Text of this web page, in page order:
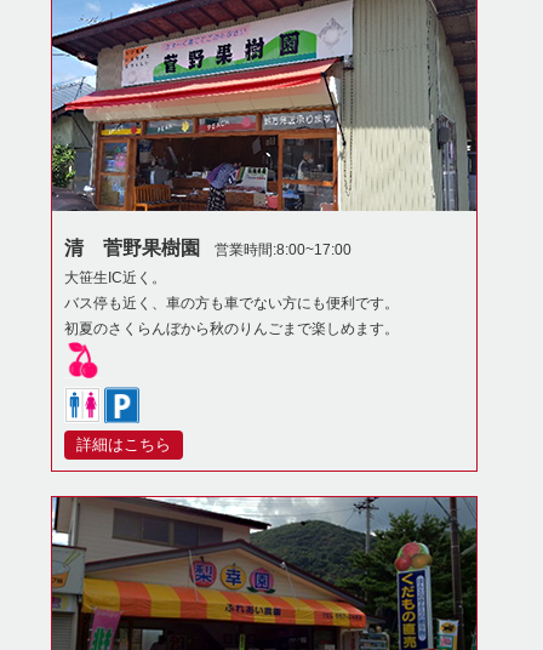
清 菅野果樹園
営業時間:8:00~17:00
大笹生IC近く。
バス停も近く、車の方も車でない方にも便利です。
初夏のさくらんぼから秋のりんごまで楽しめます。
詳細はこちら